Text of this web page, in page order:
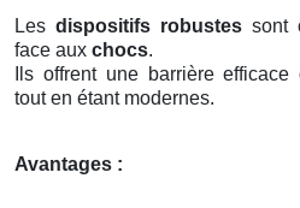
Les dispositifs robustes sont
face aux chocs.
Ils offrent une barrière efficace
tout en étant modernes.
Avantages :